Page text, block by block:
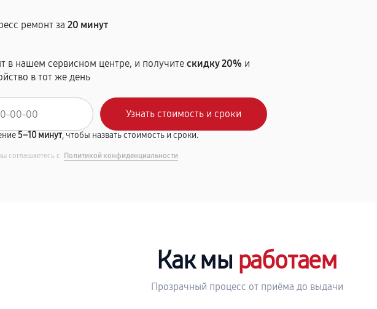
ремонт за20 минут
в нашем сервисном центре, и получитескидку 20% и
в тот же день
5–10 минут, чтобы назвать стоимость и сроки.
соглашаетесь с Политикой конфиденциальности
Как мы работаем
Прозрачный процесс от приёма до выдачи